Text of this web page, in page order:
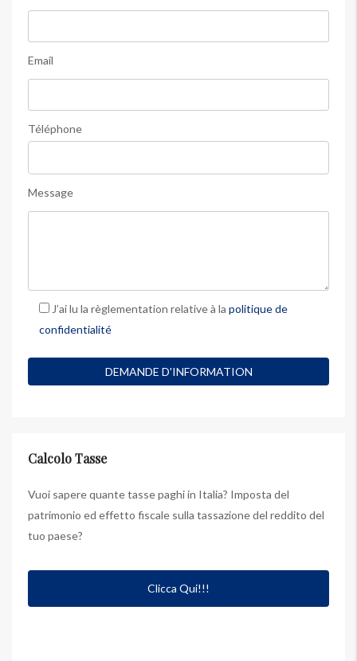
Email
Téléphone
Message
J’ai lu la règlementation relative à la politique de
confidentialité
Calcolo Tasse
Vuoi sapere quante tasse paghi in Italia? Imposta del
patrimonio ed effetto fiscale sulla tassazione del reddito del
tuo paese?
Clicca Qui!!!